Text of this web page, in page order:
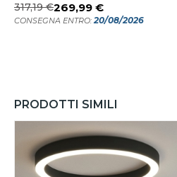
317,19 €269,99 €
CONSEGNA ENTRO:20/08/2026
PRODOTTI SIMILI